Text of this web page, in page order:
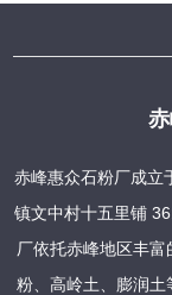
赤峰惠众石粉厂成立
镇文中村十五里铺
厂依托赤峰地区丰
粉、高岭土、膨润